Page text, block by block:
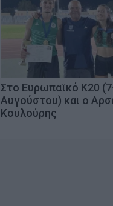
Στο Ευρωπαϊκό Κ20
Αυγούστου) και ο
Κουλούρης